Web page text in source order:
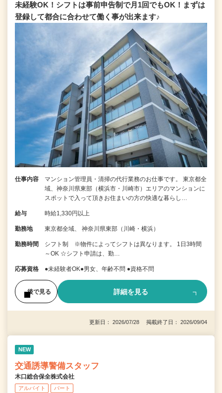
未経験OK！シフトは事前申告制で月1回でもOK！まずは
登録して都合に合わせて働く事が出来ます♪
仕事内容
マンション管理員・清掃の代行業務のお仕事です。 東京都全
域、神奈川県東部（横浜市・川崎市）エリアのマンションに
スポットで入って頂きお住まいの方の快適な暮らし…
給与 時給1,330円以上
勤務地 東京都全域、 神奈川県東部（川崎・横浜）
勤務時間
シフト制 ※物件によってシフトは異なります。 1日3時間
～OK ☆シフト申請は、勤…
応募資格 ●未経験者OK●男女、年齢不問 ●資格不問
後で見る 詳細を見る
更新日： 2026/07/28 掲載終了日： 2026/09/04
NEW
交通誘導警備スタッフ
木口総合保全株式会社
アルバイト パート